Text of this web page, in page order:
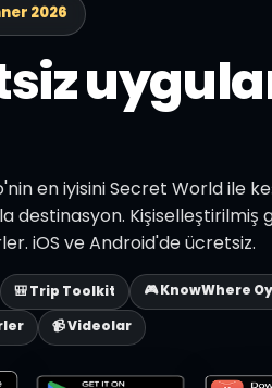
2026
en iyisini Secret World ile
destinasyon. Kişiselleştirilmiş
iOS ve Android'de ücretsiz.
🎒 Trip Toolkit
🎮 KnowWhere
📹 Videolar